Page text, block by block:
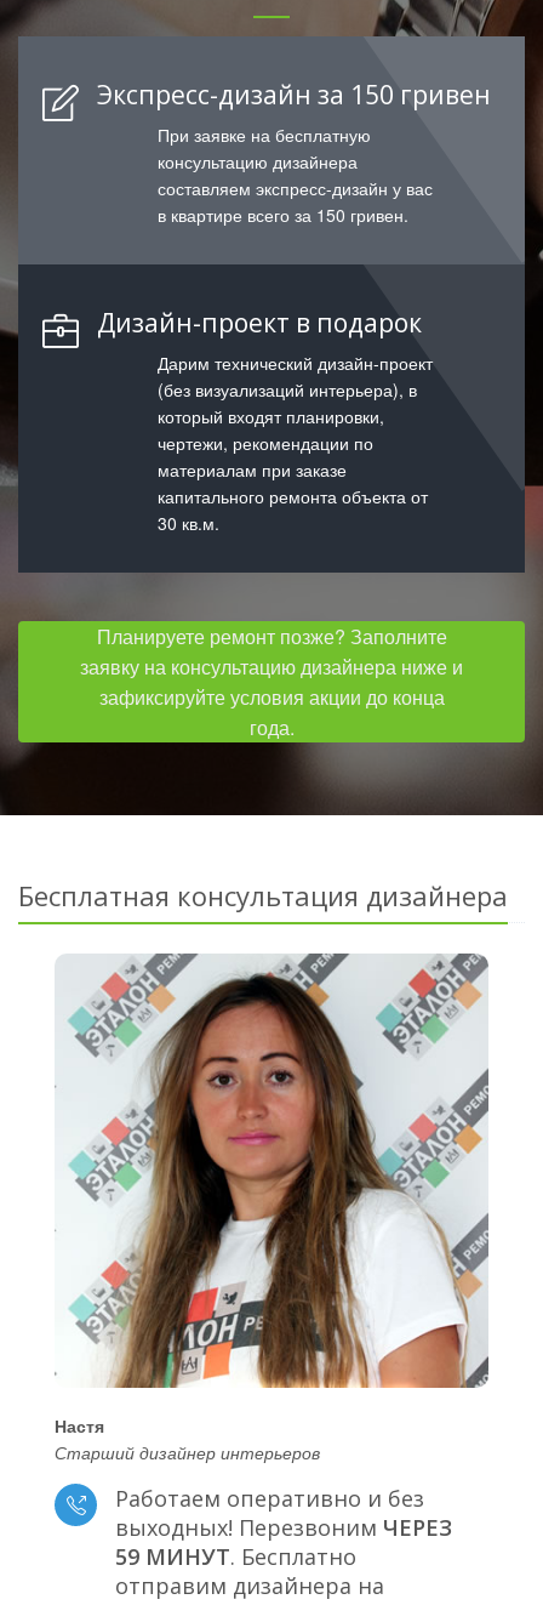
Экспресс-дизайн за 150 гривен
При заявке на бесплатную
консультацию дизайнера
составляем экспресс-дизайн у вас
в квартире всего за 150 гривен.
Дизайн-проект в подарок
Дарим технический дизайн-проект
(без визуализаций интерьера), в
который входят планировки,
чертежи, рекомендации по
материалам при заказе
капитального ремонта объекта от
30 кв.м.
Планируете ремонт позже? Заполните
заявку на консультацию дизайнера ниже и
зафиксируйте условия акции до конца
года.
Бесплатная консультация дизайнера
Настя
Старший дизайнер интерьеров
Работаем оперативно и без
выходных! Перезвоним ЧЕРЕЗ
59 МИНУТ. Бесплатно
отправим дизайнера на